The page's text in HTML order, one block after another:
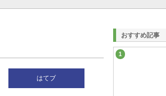
はてブ
おすすめ記事
1